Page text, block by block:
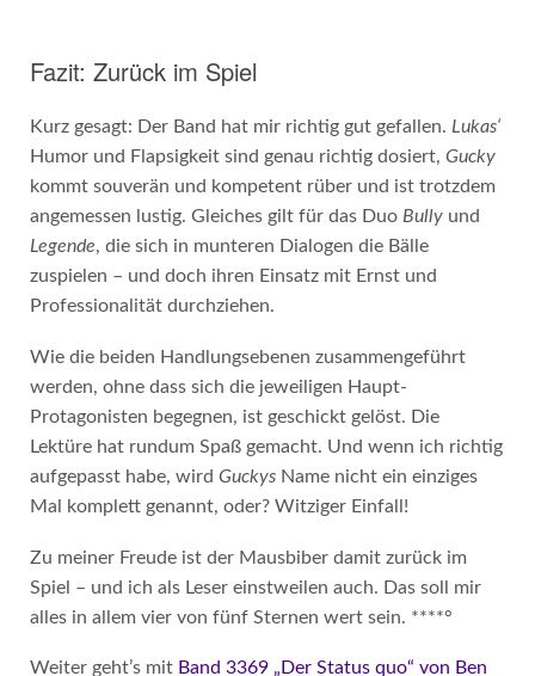
Fazit: Zurück im Spiel
Kurz gesagt: Der Band hat mir richtig gut gefallen. Lukas‘
Humor und Flapsigkeit sind genau richtig dosiert, Gucky
kommt souverän und kompetent rüber und ist trotzdem
angemessen lustig. Gleiches gilt für das Duo Bullyund
Legende, die sich in munteren Dialogen die Bälle
zuspielen – und doch ihren Einsatz mit Ernst und
Professionalität durchziehen.
Wie die beiden Handlungsebenen zusammengeführt
werden, ohne dass sich die jeweiligen Haupt-
Protagonisten begegnen, ist geschickt gelöst. Die
Lektüre hat rundum Spaß gemacht. Und wenn ich richtig
aufgepasst habe, wird GuckysName nicht ein einziges
Mal komplett genannt, oder? Witziger Einfall!
Zu meiner Freude ist der Mausbiber damit zurück im
Spiel – und ich als Leser einstweilen auch. Das soll mir
alles in allem vier von fünf Sternen wert sein. ****°
Weiter geht’s mit Band 3369 „Der Status quo“ von Ben